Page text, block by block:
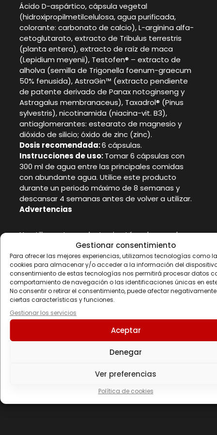
Gestionar consentimiento
Para ofrecer las mejores experiencias, utilizamos tecnologías como
cookies para almacenar y/o acceder a la información del
consentimiento de estas tecnologías nos permitirá procesar datos
comportamiento de navegación o las identificaciones únicas en
No consentir o retirar el consentimiento, puede afectar
ciertas características y funciones.
Gestionar los servicios
Aceptar
Denegar
Ver preferencias
Política de cookies
Ácido D-aspártico, cápsula vegetal
(hidroxipropilmetilcelulosa, agua purificada,
colorante: carbonato de calcio), L-arginina alfa-
cetoglutarato, extracto de Tribulus terrestris
(planta entera), extracto de raíz de maca
(Lepidium meyenii), Testofen® – extracto de
alholva (semilla de Trigonella foenum-graecum
50% fenusida), AstraGin™ (extracto pendiente
de patente derivado de Panax notoginseng y
Astragalus membranaceus), Taxadrol® (Pinus
sylvestris), nicotinamida (niacina-vit. B3),
antiaglomerantes: estearato de magnesio y
dióxido de silicio; óxido de zinc (zinc).
Dosis recomendada:6 cápsulas.
Instrucciones de uso:Tomar 6 cápsulas con
300 ml de agua entre las principales comidas
con abundante agua. Utilice este producto
durante un periodo máximo de 8 semanas y
descansar 4 semanas antes de volver a utilizar.
Advertencias
No utilice este producto si está embarazada o
en período de lactancia. El producto no está
indicado para niños de cualquier edad ni para
menores de 18 años. Mantener fuera del alcance
de los niños más pequeños. No superar la dosis
diaria recomendada. Suspenda su uso y consulte
a un médico si experimenta síntomas inusuales.
Conservar a una temperatura no superior a 25ºC
en lugar fresco y seco, lejos de la luz solar. Los
complementos alimenticios no deben ser
utilizados como sustitutos de una dieta
equilibrada. El fabricante no se responsabiliza de
almacenamiento inapropiado por parte del
antes del fin de: Ver impreso.